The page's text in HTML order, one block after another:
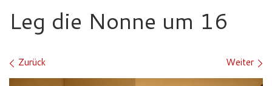
Leg die Nonne um 16
Bilder Navigation
Zurück Weiter